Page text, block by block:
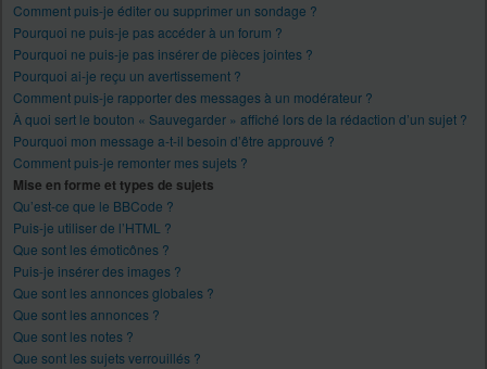
Comment puis-je éditer ou supprimer un sondage ?
Pourquoi ne puis-je pas accéder à un forum ?
Pourquoi ne puis-je pas insérer de pièces jointes ?
Pourquoi ai-je reçu un avertissement ?
Comment puis-je rapporter des messages à un modérateur ?
À quoi sert le bouton « Sauvegarder » affiché lors de la rédaction d’un sujet ?
Pourquoi mon message a-t-il besoin d’être approuvé ?
Comment puis-je remonter mes sujets ?
Mise en forme et types de sujets
Qu’est-ce que le BBCode ?
Puis-je utiliser de l’HTML ?
Que sont les émoticônes ?
Puis-je insérer des images ?
Que sont les annonces globales ?
Que sont les annonces ?
Que sont les notes ?
Que sont les sujets verrouillés ?